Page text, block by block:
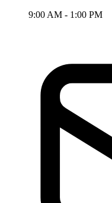
9:00 AM - 1:00 PM